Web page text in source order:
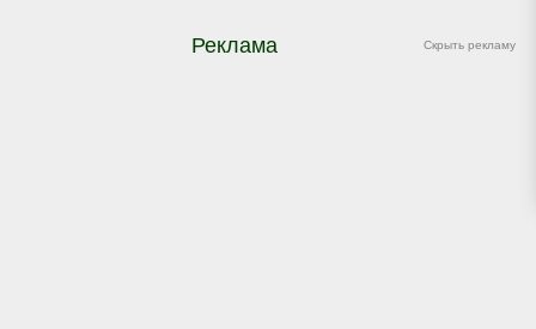
Скрыть рекламу
Реклама